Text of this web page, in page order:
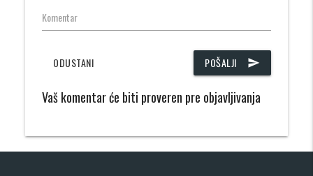
Komentar
POŠALJI send
ODUSTANI
Vaš komentar će biti proveren pre objavljivanja